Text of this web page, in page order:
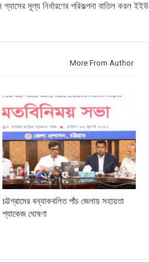
গ্যাসের মূল্য নির্ধারণের পরিকল্পনা বাতিল করল ইইউ
More From Author
চট্টগ্রামের বন্যাকবলিত পাঁচ জেলায় সহায়তা
প্যাকেজ ঘোষণা